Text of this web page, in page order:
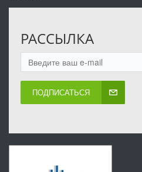
РАССЫЛКА
ПОДПИСАТЬСЯ